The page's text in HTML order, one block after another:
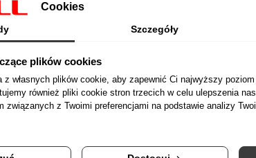
Cookies
Szczegóły
plików cookies
z własnych plików cookie, aby zapewnić Ci najwyższy
również pliki cookie stron trzecich w celu ulepszenia
związanych z Twoimi preferencjami na podstawie analizy